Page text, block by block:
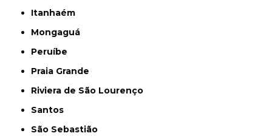
Itanhaém
Mongaguá
Peruíbe
Praia Grande
Riviera de São Lourenço
Santos
São Sebastião